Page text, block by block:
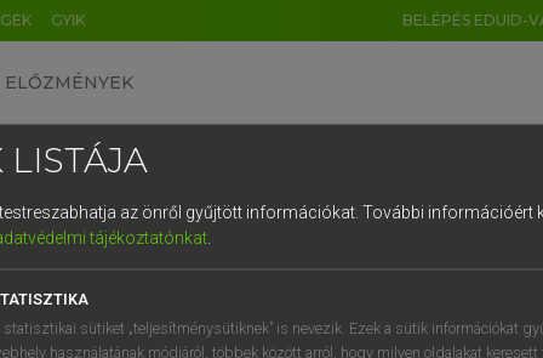
GYIK BELÉPÉS EDUID-
ELŐZMÉNYEK
egyetemes nagyszótár
LISTÁJA
az önről gyűjtött információkat. További információért
tájékoztatónkat.
statisztikai sütiket „teljesítménysütiknek” is nevezik. Ezek a sütik információkat
használatának módjáról, többek között arról, hogy milyen oldalakat keresett
DE CN FR ES IT NL
1 2 3 4 5 6 7 8 9
q w e r t z u i